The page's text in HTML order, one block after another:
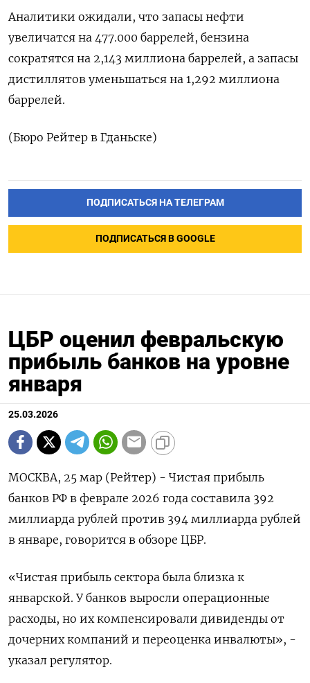
Аналитики ожидали, что запасы нефти
увеличатся на 477.000 баррелей, бензина
сократятся ​на ⁠2,143 миллиона баррелей, а запасы
‌дистиллятов уменьшаться ‌на 1,292 миллиона ​
баррелей.
(Бюро Рейтер ‌в Гданьске)
ПОДПИСАТЬСЯ НА ТЕЛЕГРАМ
ПОДПИСАТЬСЯ В GOOGLE
ЦБР оценил февральскую
прибыль банков на уровне
января
25.03.2026
МОСКВА, 25 мар (Рейтер) - Чистая прибыль
банков РФ в феврале 2026 года составила 392
миллиарда рублей против 394 миллиарда рублей
в январе, говорится в обзоре ЦБР.
«Чистая прибыль сектора была близка к
‌январской. У банков выросли операционные
расходы, но их компенсировали дивиденды от
дочерних компаний и переоценка инвалюты», -
указал регулятор.